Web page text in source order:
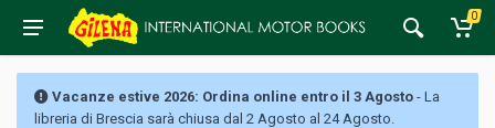
0
Vacanze estive 2026: Ordina online entro il 3 Agosto - La
libreria di Brescia sarà chiusa dal 2 Agosto al 24 Agosto.